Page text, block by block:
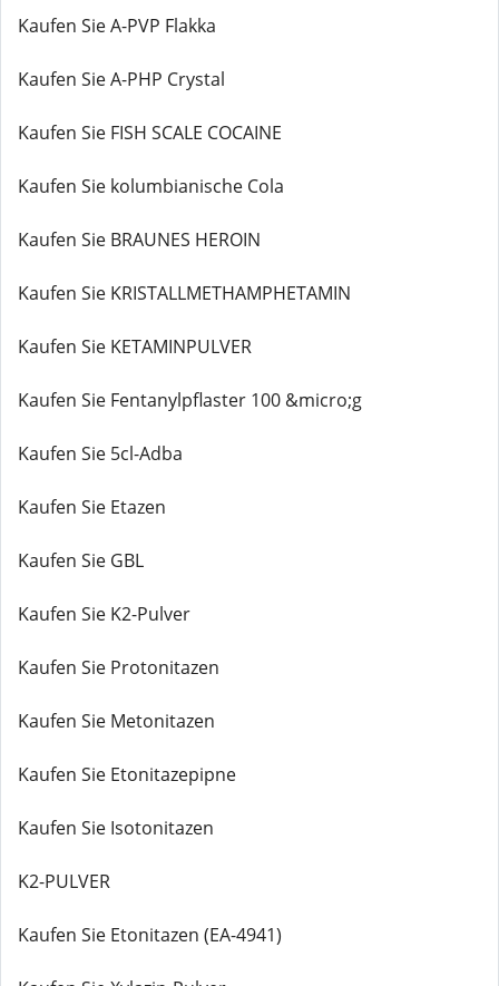
Kaufen Sie A-PVP Flakka
Kaufen Sie A-PHP Crystal
Kaufen Sie FISH SCALE COCAINE
Kaufen Sie kolumbianische Cola
Kaufen Sie BRAUNES HEROIN
Kaufen Sie KRISTALLMETHAMPHETAMIN
Kaufen Sie KETAMINPULVER
Kaufen Sie Fentanylpflaster 100 &micro;g
Kaufen Sie 5cl-Adba
Kaufen Sie Etazen
Kaufen Sie GBL
Kaufen Sie K2-Pulver
Kaufen Sie Protonitazen
Kaufen Sie Metonitazen
Kaufen Sie Etonitazepipne
Kaufen Sie Isotonitazen
K2-PULVER
Kaufen Sie Etonitazen (EA-4941)